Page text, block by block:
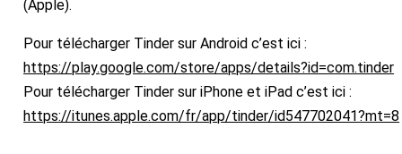
(Apple).
Pour télécharger Tinder sur Android c’est ici :
https://play.google.com/store/apps/details?id=com.tinder
Pour télécharger Tinder sur iPhone et iPad c’est ici :
https://itunes.apple.com/fr/app/tinder/id547702041?mt=8